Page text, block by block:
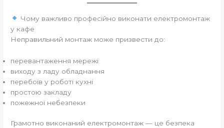
Чому важливо професійно виконати електромонтаж
у кафе
Неправильний монтаж може призвести до:
перевантаження мережі
виходу з ладу обладнання
перебоїв у роботі кухні
простою закладу
пожежної небезпеки
Грамотно виконаний електромонтаж — це безпека